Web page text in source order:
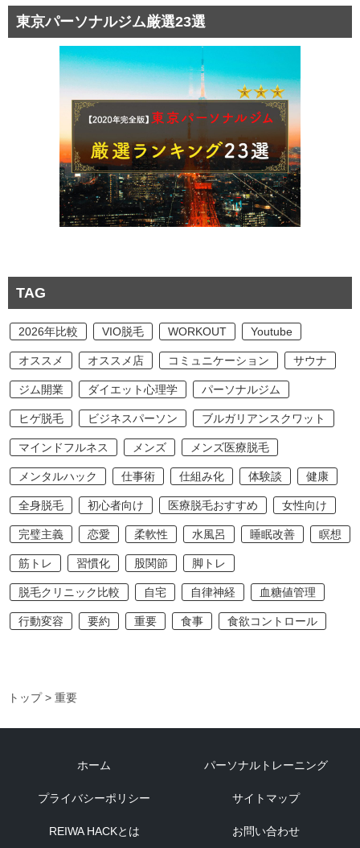
東京パーソナルジム厳選23選
TAG
2026年比較 VIO脱毛 WORKOUT Youtube
オススメ オススメ店 コミュニケーション サウナ
ジム開業 ダイエット心理学 パーソナルジム
ヒゲ脱毛 ビジネスパーソン ブルガリアンスクワット
マインドフルネス メンズ メンズ医療脱毛
メンタルハック 仕事術 仕組み化 体験談 健康
全身脱毛 初心者向け 医療脱毛おすすめ 女性向け
完璧主義 恋愛 柔軟性 水風呂 睡眠改善 瞑想
筋トレ 習慣化 股関節 脚トレ
脱毛クリニック比較 自宅 自律神経 血糖値管理
行動変容 要約 重要 食事 食欲コントロール
トップ> 重要
ホーム パーソナルトレーニング
プライバシーポリシー サイトマップ
REIWA HACKとは お問い合わせ